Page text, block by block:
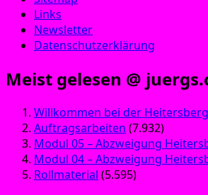
Links
Newsletter
Datenschutzerklärung
Meist gelesen @
Willkommen bei der
Auftragsarbeiten (7.932)
Modul 05 – Abzweigung
Modul 04 – Abzweigung
Rollmaterial (5.595)